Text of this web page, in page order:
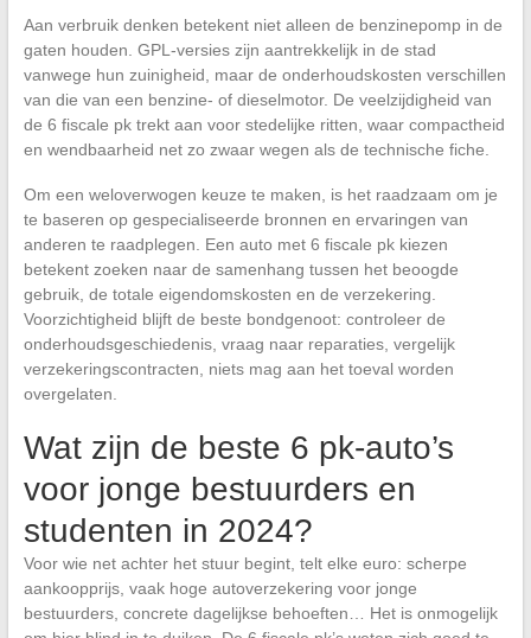
Aan verbruik denken betekent niet alleen de benzinepomp in de
gaten houden. GPL-versies zijn aantrekkelijk in de stad
vanwege hun zuinigheid, maar de onderhoudskosten verschillen
van die van een benzine- of dieselmotor. De veelzijdigheid van
de 6 fiscale pk trekt aan voor stedelijke ritten, waar compactheid
en wendbaarheid net zo zwaar wegen als de technische fiche.
Om een weloverwogen keuze te maken, is het raadzaam om je
te baseren op gespecialiseerde bronnen en ervaringen van
anderen te raadplegen. Een auto met 6 fiscale pk kiezen
betekent zoeken naar de samenhang tussen het beoogde
gebruik, de totale eigendomskosten en de verzekering.
Voorzichtigheid blijft de beste bondgenoot: controleer de
onderhoudsgeschiedenis, vraag naar reparaties, vergelijk
verzekeringscontracten, niets mag aan het toeval worden
overgelaten.
Wat zijn de beste 6 pk-auto’s
voor jonge bestuurders en
studenten in 2024?
Voor wie net achter het stuur begint, telt elke euro: scherpe
aankoopprijs, vaak hoge autoverzekering voor jonge
bestuurders, concrete dagelijkse behoeften… Het is onmogelijk